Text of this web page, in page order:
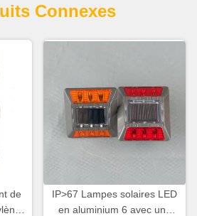
Connexes
de
IP>67 Lampes solaires LED
en aluminium 6 avec une